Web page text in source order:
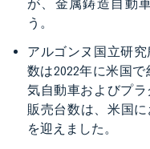
が、金属鋳造自動
う。
アルゴンヌ国立研
数は2022年に米国
気自動車およびプ
販売台数は、米国に
を迎えました。